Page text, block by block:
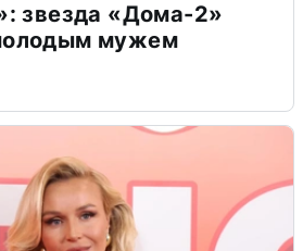
звезда «Дома-2»
мужем